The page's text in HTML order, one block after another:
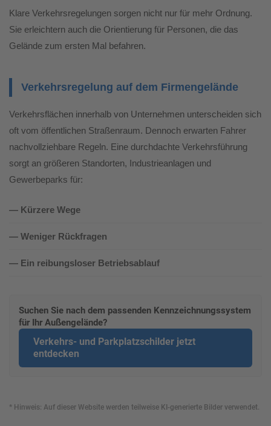
Klare Verkehrsregelungen sorgen nicht nur für mehr Ordnung.
Sie erleichtern auch die Orientierung für Personen, die das
Gelände zum ersten Mal befahren.
Verkehrsregelung auf dem Firmengelände
Verkehrsflächen innerhalb von Unternehmen unterscheiden sich
oft vom öffentlichen Straßenraum. Dennoch erwarten Fahrer
nachvollziehbare Regeln. Eine durchdachte Verkehrsführung
sorgt an größeren Standorten, Industrieanlagen und
Gewerbeparks für:
— Kürzere Wege
— Weniger Rückfragen
— Ein reibungsloser Betriebsablauf
Suchen Sie nach dem passenden Kennzeichnungssystem
für Ihr Außengelände?
Verkehrs- und Parkplatzschilder jetzt
entdecken
* Hinweis: Auf dieser Website werden teilweise KI-generierte Bilder verwendet.